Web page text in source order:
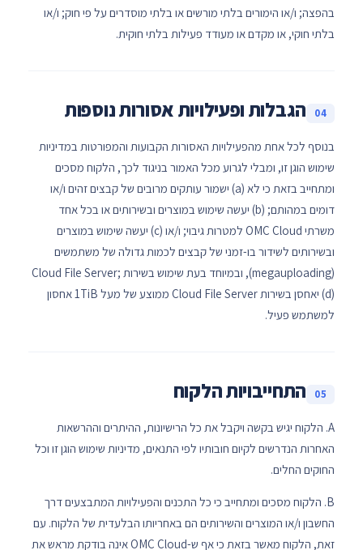
בהפצה; ו/או הימורים בלתי מורשים או בלתי מוסדרים על פי חוק; ו/או
בלתי חוקי, או מקדם או מעודד פעילות בלתי חוקית.
04 הגבלות ופעילויות אסורות נוספות
בנוסף לכל אחת מהפעילויות האסורות הקבועות והמפורטות במדיניות
שימוש הוגן זו, ומבלי לגרוע מכל האמור בניגוד לכך, הלקוח מסכים
ומתחייב בזאת כי לא (a) ישמור עותקים מרובים של קבצים זהים ו/או
דומים במהותם; (b) יעשה שימוש במוצרים ובשירותים או בכל אחד
משרתי OMC Cloud למטרות גיבוי; ו/או (c) יעשה שימוש במוצרים
ובשירותים לשידור בו-זמני של קבצים לכמות גדולה של משתמשים
(megauploading), ובמיוחד בעת שימוש בשירות Cloud File Server;
(d) יאחסן בשירות Cloud File Server ממוצע של מעל 1TiB אחסון
למשתמש פעיל.
05 התחייבויות הלקוח
A. הלקוח יגיש בקשה ויקבל את כל הרישיונות, ההיתרים וההרשאות
האחרות הנדרשים לקיום חובותיו לפי התנאים, מדיניות שימוש הוגן זו וכל
החוקים החלים.
B. הלקוח מסכים ומתחייב כי כל התכנים והפעילויות המתבצעים דרך
החשבון ו/או המוצרים והשירותים הם באחריותו הבלעדית של הלקוח. עם
זאת, הלקוח מאשר בזאת כי אף ש-OMC Cloud אינה בודקת מראש את